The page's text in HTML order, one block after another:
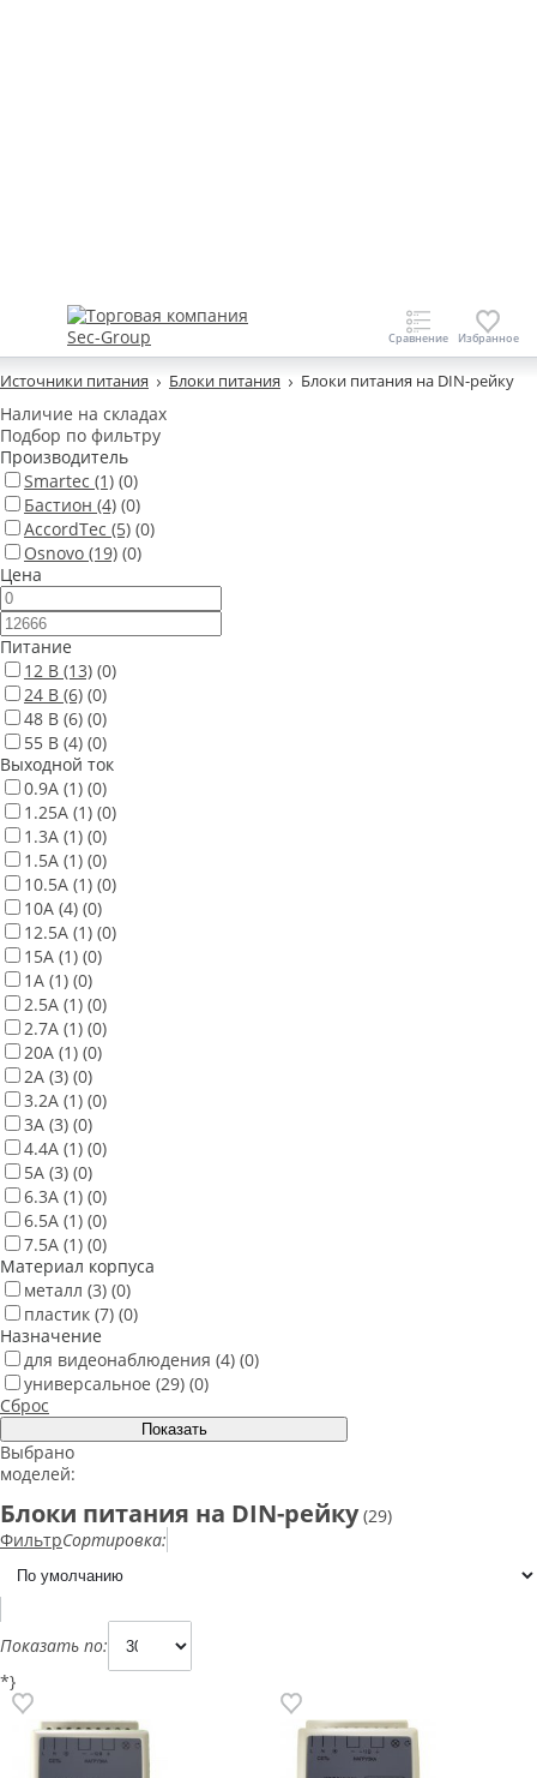
Источники питания Блоки питания Блоки питания на DIN-рейку
Наличие на складах
Подбор по фильтру
Производитель
Smartec (1) (0)
Бастион (4) (0)
AccordTec (5) (0)
Osnovo (19) (0)
Цена
Питание
12 В (13) (0)
24 В (6) (0)
48 В (6) (0)
55 В (4) (0)
Выходной ток
0.9А (1) (0)
1.25А (1) (0)
1.3А (1) (0)
1.5А (1) (0)
10.5А (1) (0)
10А (4) (0)
12.5А (1) (0)
15А (1) (0)
1А (1) (0)
2.5А (1) (0)
2.7А (1) (0)
20А (1) (0)
2А (3) (0)
3.2А (1) (0)
3А (3) (0)
4.4А (1) (0)
5А (3) (0)
6.3А (1) (0)
6.5А (1) (0)
7.5А (1) (0)
Материал корпуса
металл (3) (0)
пластик (7) (0)
Назначение
для видеонаблюдения (4) (0)
универсальное (29) (0)
Сброс
Выбрано
моделей:
Блоки питания на DIN-рейку (29)
ФильтрСортировка:
Показать по:
*}